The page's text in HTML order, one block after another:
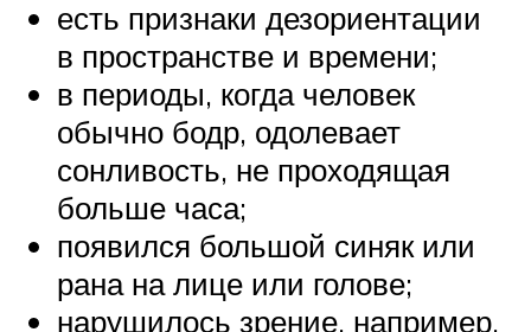
есть признаки дезориентации
в пространстве и времени;
в периоды, когда человек
обычно бодр, одолевает
сонливость, не проходящая
больше часа;
появился большой синяк или
рана на лице или голове;
нарушилось зрение, например,